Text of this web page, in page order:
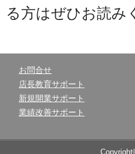
る方はぜひお読み
お問合せ
店長教育サポート
新規開業サポート
業績改善サポート